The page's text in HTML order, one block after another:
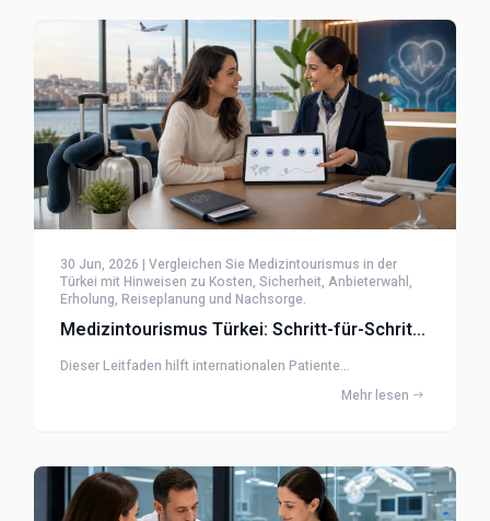
30 Jun, 2026 | Vergleichen Sie Medizintourismus in der
Türkei mit Hinweisen zu Kosten, Sicherheit, Anbieterwahl,
Erholung, Reiseplanung und Nachsorge.
Medizintourismus Türkei: Schritt-für-Schritt-Patientenleitfaden
Dieser Leitfaden hilft internationalen Patiente...
Mehr lesen